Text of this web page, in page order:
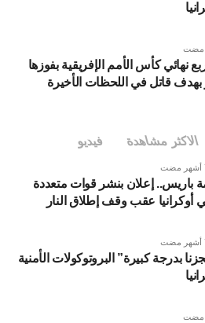
نهائي كأس الأمم الإفريقية بفوزها
بهدف قاتل في اللحظات الأخيرة
الاكثر مشاهدة فيديو
باريس.. إعلان بنشر قوات متعددة
أوكرانيا عقب وقف إطلاق النار
بدرجة كبيرة” البروتوكولات الأمنية